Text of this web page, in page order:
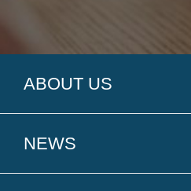
ABOUT US
NEWS